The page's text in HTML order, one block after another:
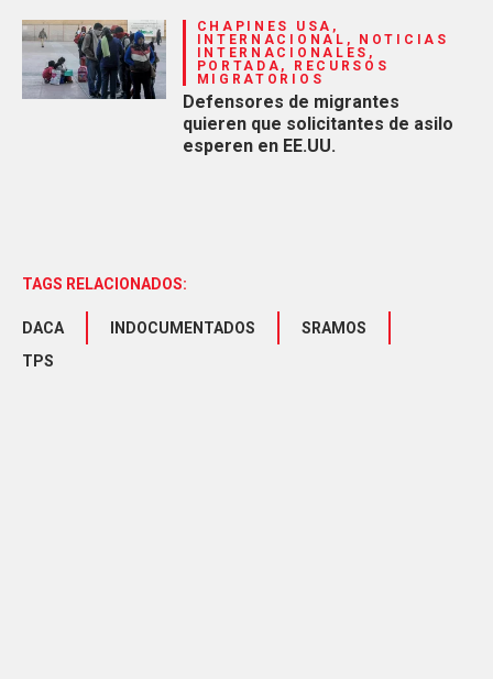
CHAPINES USA,
INTERNACIONAL, NOTICIAS
INTERNACIONALES,
PORTADA, RECURSOS
MIGRATORIOS
Defensores de migrantes
quieren que solicitantes de asilo
esperen en EE.UU.
TAGS RELACIONADOS:
DACA INDOCUMENTADOS
SRAMOS
TPS